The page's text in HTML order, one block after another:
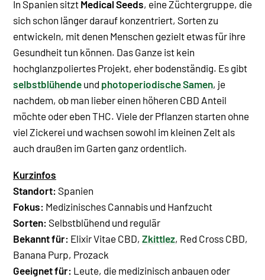
In Spanien sitzt Medical Seeds, eine Züchtergruppe, die
sich schon länger darauf konzentriert, Sorten zu
entwickeln, mit denen Menschen gezielt etwas für ihre
Gesundheit tun können. Das Ganze ist kein
hochglanzpoliertes Projekt, eher bodenständig. Es gibt
selbstblühende und photoperiodische Samen, je
nachdem, ob man lieber einen höheren CBD Anteil
möchte oder eben THC. Viele der Pflanzen starten ohne
viel Zickerei und wachsen sowohl im kleinen Zelt als
auch draußen im Garten ganz ordentlich.
Kurzinfos
Standort: Spanien
Fokus: Medizinisches Cannabis und Hanfzucht
Sorten: Selbstblühend und regulär
Bekannt für: Elixir Vitae CBD, Zkittlez, Red Cross CBD,
Banana Purp, Prozack
Geeignet für: Leute, die medizinisch anbauen oder